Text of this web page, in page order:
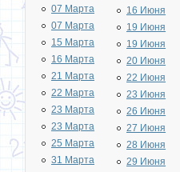
07 Марта
07 Марта
15 Марта
16 Марта
21 Марта
22 Марта
23 Марта
23 Марта
25 Марта
31 Марта
16 Июня
19 Июня
19 Июня
20 Июня
22 Июня
23 Июня
26 Июня
27 Июня
28 Июня
29 Июня